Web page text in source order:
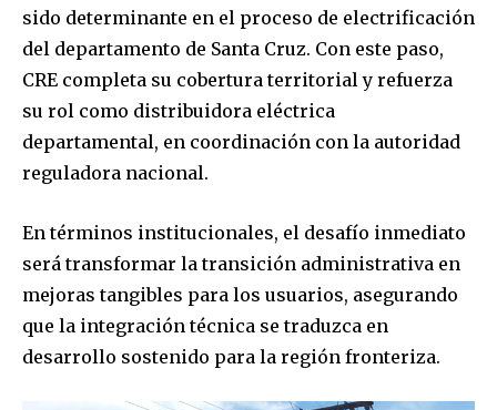
sido determinante en el proceso de electrificación
del departamento de Santa Cruz. Con este paso,
CRE completa su cobertura territorial y refuerza
su rol como distribuidora eléctrica
departamental, en coordinación con la autoridad
reguladora nacional.
En términos institucionales, el desafío inmediato
será transformar la transición administrativa en
mejoras tangibles para los usuarios, asegurando
que la integración técnica se traduzca en
desarrollo sostenido para la región fronteriza.